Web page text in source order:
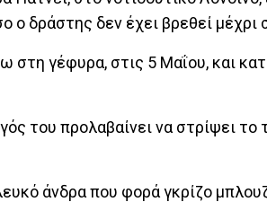
δράστης δεν έχει βρεθεί μέχρι
στη γέφυρα, στις 5 Μαΐου, και
του προλαβαίνει να στρίψει το
άνδρα που φορά γκρίζο